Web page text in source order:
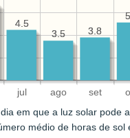
jul ago set
3.8
3.5
4.5
3.8
3.5
4.5
em que a luz solar pode
médio de horas de sol